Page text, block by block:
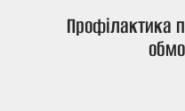
Профілактика